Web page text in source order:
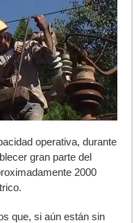
operativa, durante
gran parte del
2000
que, si aún están sin